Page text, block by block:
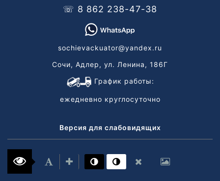
☏ 8 862 238-47-38
sochievackuator@yandex.ru
Сочи, Адлер, ул. Ленина, 186Г
График работы:
ежедневно круглосуточно
Версия для слабовидящих